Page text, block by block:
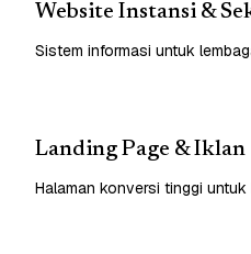
Website Instansi &
Sistem informasi untuk
Landing Page & Iklan
Halaman konversi tinggi